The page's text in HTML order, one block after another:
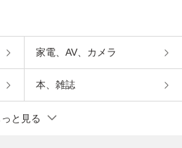
家電、AV、カメラ
本、雑誌
っと見る